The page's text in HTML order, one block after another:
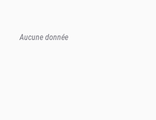
Aucune donnée